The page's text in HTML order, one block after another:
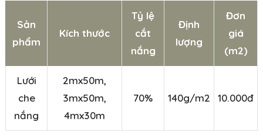
Sản
phẩm
Kích thước
Tỷ lệ
cắt
nắng
Định
lượng
Đơn
giá
(m2)
Lưới
che
nắng
2mx50m,
3mx50m,
4mx30m
70% 140g/m2 10.000đ